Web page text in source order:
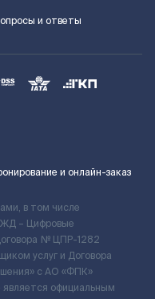
и ответы
и онлайн-заказ
в том числе
– Цифровые
№ ЦПР-1282
услуг и Договора
c АО «ФПК»
официальным